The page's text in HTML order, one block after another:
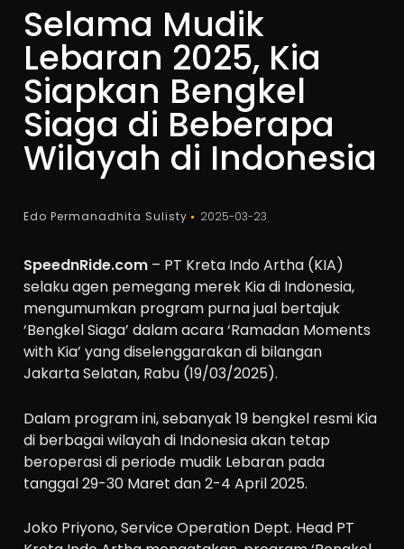
Selama Mudik
Lebaran 2025, Kia
Siapkan Bengkel
Siaga di Beberapa
Wilayah di Indonesia
Edo Permanadhita Sulisty 2025-03-23
SpeednRide.com – PT Kreta Indo Artha (KIA)
selaku agen pemegang merek Kia di Indonesia,
mengumumkan program purna jual bertajuk
‘Bengkel Siaga’ dalam acara ‘Ramadan Moments
with Kia’ yang diselenggarakan di bilangan
Jakarta Selatan, Rabu (19/03/2025).
Dalam program ini, sebanyak 19 bengkel resmi Kia
di berbagai wilayah di Indonesia akan tetap
beroperasi di periode mudik Lebaran pada
tanggal 29-30 Maret dan 2-4 April 2025.
Joko Priyono, Service Operation Dept. Head PT